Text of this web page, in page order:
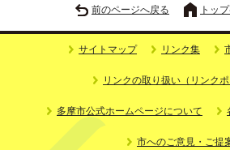
前のページへ戻る トッ
サイトマップ リンク集
リンクの取り扱い（リンクポ
多摩市公式ホームページについて
市へのご意見・ご提